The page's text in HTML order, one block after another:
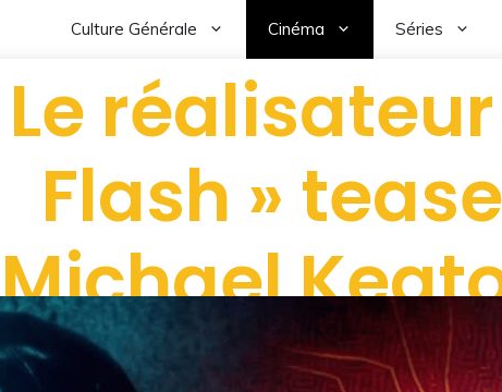
Culture Générale Cinéma Séries
Le
Flash »
Michael